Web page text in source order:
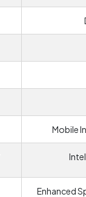
Mobile
Enhanced